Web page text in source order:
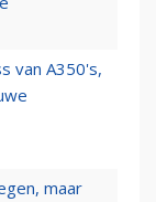
van A350's,
maar